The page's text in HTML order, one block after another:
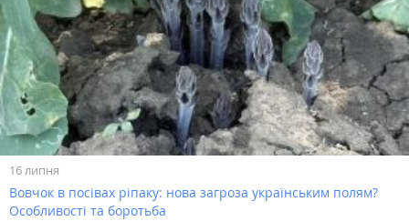
16 липня
Вовчок в посівах ріпаку: нова загроза українським полям?
Особливості та боротьба